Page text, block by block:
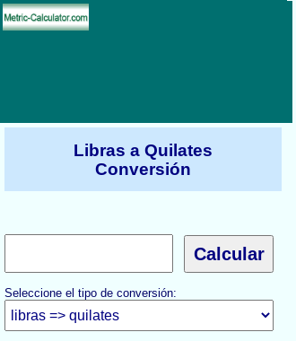
Libras a Quilates
Conversión
Seleccione el tipo de conversión: